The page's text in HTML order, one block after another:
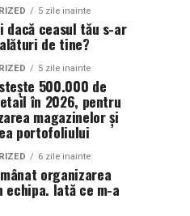
5 zile inainte
dacă ceasul tău s-ar
de tine?
5 zile inainte
500.000 de
în 2026, pentru
magazinelor și
portofoliului
6 zile inainte
organizarea
echipa. Iată ce m-a